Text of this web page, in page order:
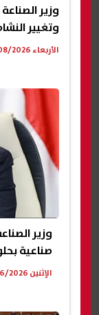
وزير
وتغيير
الأربعاء 05/08/2026 02:13 م
صناعية بحلول
الإثنين 22/06/2026 10:19 م